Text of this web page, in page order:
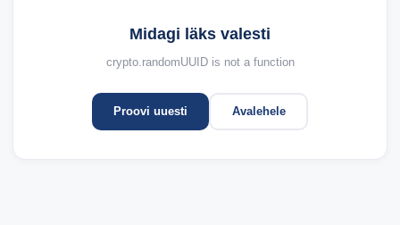
Midagi läks valesti
crypto.randomUUID is not a function
Proovi uuesti Avalehele